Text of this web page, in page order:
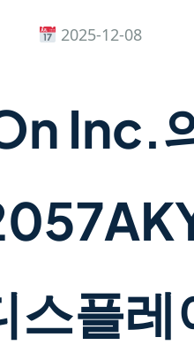
2025-12-08
Inc.
스플레